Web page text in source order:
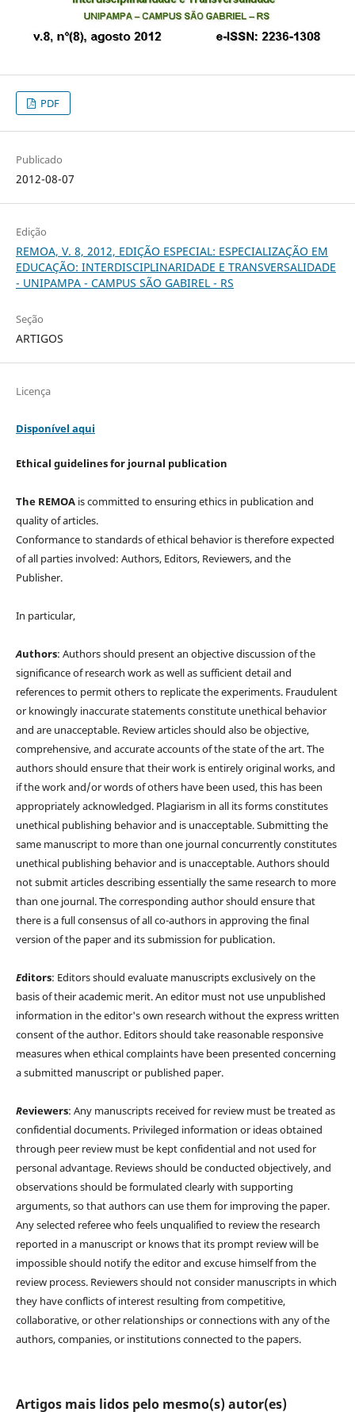
PDF
Publicado
2012-08-07
Edição
REMOA, V. 8, 2012, EDIÇÃO ESPECIAL: ESPECIALIZAÇÃO EM
EDUCAÇÃO: INTERDISCIPLINARIDADE E TRANSVERSALIDADE
- UNIPAMPA - CAMPUS SÃO GABIREL - RS
Seção
ARTIGOS
Licença
Disponível aqui
Ethical guidelines for journal publication
The REMOAis committed to ensuring ethics in publication and
quality of articles.
Conformance to standards of ethical behavior is therefore expected
of all parties involved: Authors, Editors, Reviewers, and the
Publisher.
In particular,
Authors: Authors should present an objective discussion of the
significance of research work as well as sufficient detail and
references to permit others to replicate the experiments. Fraudulent
or knowingly inaccurate statements constitute unethical behavior
and are unacceptable. Review articles should also be objective,
comprehensive, and accurate accounts of the state of the art. The
authors should ensure that their work is entirely original works, and
if the work and/or words of others have been used, this has been
appropriately acknowledged. Plagiarism in all its forms constitutes
unethical publishing behavior and is unacceptable. Submitting the
same manuscript to more than one journal concurrently constitutes
unethical publishing behavior and is unacceptable. Authors should
not submit articles describing essentially the same research to more
than one journal. The corresponding author should ensure that
there is a full consensus of all co-authors in approving the final
version of the paper and its submission for publication.
Editors: Editors should evaluate manuscripts exclusively on the
basis of their academic merit. An editor must not use unpublished
information in the editor's own research without the express written
consent of the author. Editors should take reasonable responsive
measures when ethical complaints have been presented concerning
a submitted manuscript or published paper.
Reviewers: Any manuscripts received for review must be treated as
confidential documents. Privileged information or ideas obtained
through peer review must be kept confidential and not used for
personal advantage. Reviews should be conducted objectively, and
observations should be formulated clearly with supporting
arguments, so that authors can use them for improving the paper.
Any selected referee who feels unqualified to review the research
reported in a manuscript or knows that its prompt review will be
impossible should notify the editor and excuse himself from the
review process. Reviewers should not consider manuscripts in which
they have conflicts of interest resulting from competitive,
collaborative, or other relationships or connections with any of the
authors, companies, or institutions connected to the papers.
Artigos mais lidos pelo mesmo(s) autor(es)